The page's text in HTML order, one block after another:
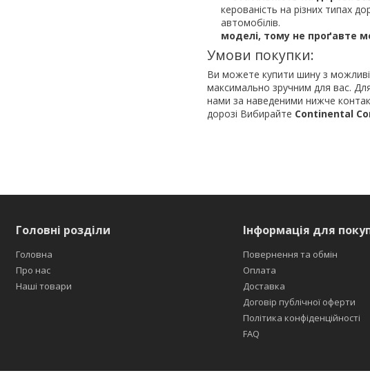
керованість на різних типах
автомобілів.
моделі, тому не проґавте
Умови покупки:
Ви можете купити шину з
максимально зручним для вас.
нами за наведеними нижче
дорозі Вибирайте Continental
Головні розділи
Головна
Про нас
Наші товари
Інформація для
Повернення та обмін
Оплата
Доставка
Договір публічної оферти
Політика конфіденційності
FAQ